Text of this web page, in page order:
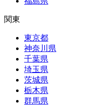
関東
東京都
神奈川県
千葉県
埼玉県
茨城県
栃木県
群馬県